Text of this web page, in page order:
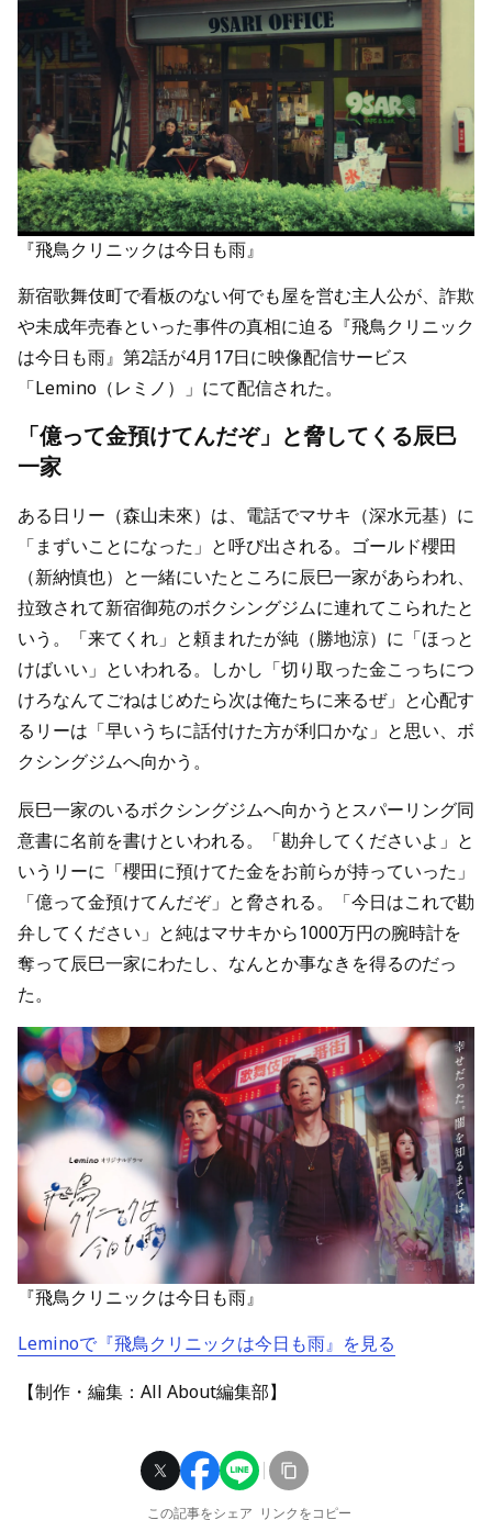
『飛鳥クリニックは今日も雨』
新宿歌舞伎町で看板のない何でも屋を営む主人公が、詐欺
や未成年売春といった事件の真相に迫る『飛鳥クリニック
は今日も雨』第2話が4月17日に映像配信サービス
「Lemino（レミノ）」にて配信された。
「億って金預けてんだぞ」と脅してくる辰巳
一家
ある日リー（森山未來）は、電話でマサキ（深水元基）に
「まずいことになった」と呼び出される。ゴールド櫻田
（新納慎也）と一緒にいたところに辰巳一家があらわれ、
拉致されて新宿御苑のボクシングジムに連れてこられたと
いう。「来てくれ」と頼まれたが純（勝地涼）に「ほっと
けばいい」といわれる。しかし「切り取った金こっちにつ
けろなんてごねはじめたら次は俺たちに来るぜ」と心配す
るリーは「早いうちに話付けた方が利口かな」と思い、ボ
クシングジムへ向かう。
辰巳一家のいるボクシングジムへ向かうとスパーリング同
意書に名前を書けといわれる。「勘弁してくださいよ」と
いうリーに「櫻田に預けてた金をお前らが持っていった」
「億って金預けてんだぞ」と脅される。「今日はこれで勘
弁してください」と純はマサキから1000万円の腕時計を
奪って辰巳一家にわたし、なんとか事なきを得るのだっ
た。
『飛鳥クリニックは今日も雨』
Leminoで『飛鳥クリニックは今日も雨』を見る
【制作・編集：All About編集部】
この記事をシェア リンクをコピー